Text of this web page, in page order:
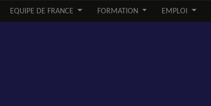
EQUIPE DE FRANCE FORMATION EMPLOI